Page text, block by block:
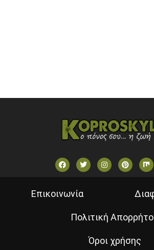
Επικοινωνία
Πολιτική
Όροι χρήσης